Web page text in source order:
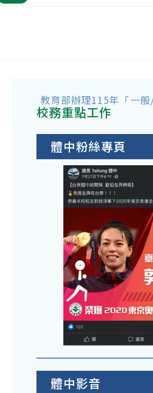
教育部辦理115年「一
校務重點工作
體中粉絲專頁
體中影音